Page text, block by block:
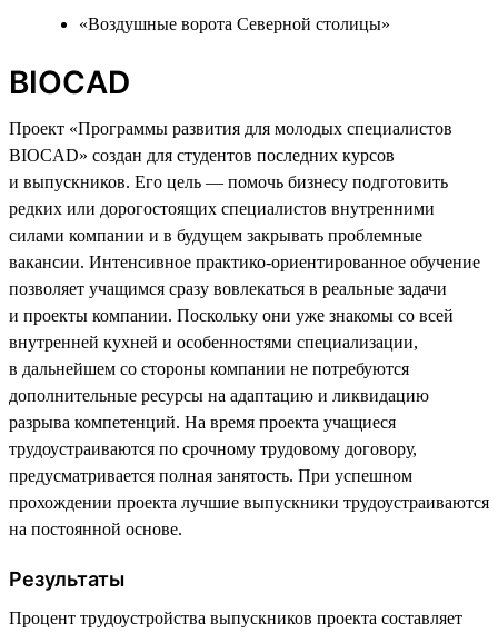
«Воздушные ворота Северной столицы»
BIOCAD
Проект «Программы развития для молодых специалистов
BIOCAD» создан для студентов последних курсов
и выпускников. Его цель — помочь бизнесу подготовить
редких или дорогостоящих специалистов внутренними
силами компании и в будущем закрывать проблемные
вакансии. Интенсивное практико-ориентированное обучение
позволяет учащимся сразу вовлекаться в реальные задачи
и проекты компании. Поскольку они уже знакомы со всей
внутренней кухней и особенностями специализации,
в дальнейшем со стороны компании не потребуются
дополнительные ресурсы на адаптацию и ликвидацию
разрыва компетенций. На время проекта учащиеся
трудоустраиваются по срочному трудовому договору,
предусматривается полная занятость. При успешном
прохождении проекта лучшие выпускники трудоустраиваются
на постоянной основе.
Результаты
Процент трудоустройства выпускников проекта составляет